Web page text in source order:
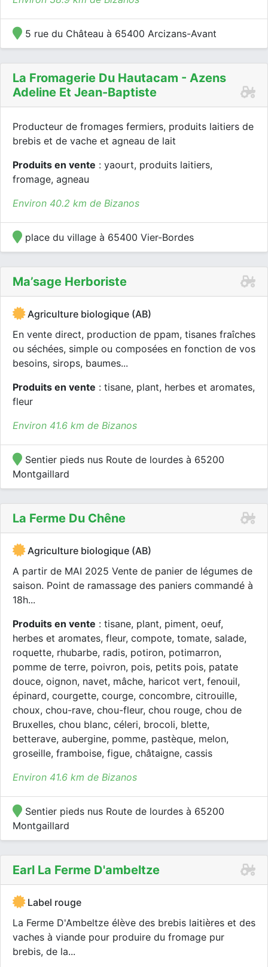
5 rue du Château à 65400 Arcizans-Avant
La Fromagerie Du Hautacam - Azens
Adeline Et Jean-Baptiste
Producteur de fromages fermiers, produits laitiers de
brebis et de vache et agneau de lait
Produits en vente : yaourt, produits laitiers,
fromage, agneau
Environ 40.2 km de Bizanos
place du village à 65400 Vier-Bordes
Ma’sage Herboriste
Agriculture biologique (AB)
En vente direct, production de ppam, tisanes fraîches
ou séchées, simple ou composées en fonction de vos
besoins, sirops, baumes...
Produits en vente : tisane, plant, herbes et aromates,
fleur
Environ 41.6 km de Bizanos
Sentier pieds nus Route de lourdes à 65200
Montgaillard
La Ferme Du Chêne
Agriculture biologique (AB)
A partir de MAI 2025 Vente de panier de légumes de
saison. Point de ramassage des paniers commandé à
18h...
Produits en vente : tisane, plant, piment, oeuf,
herbes et aromates, fleur, compote, tomate, salade,
roquette, rhubarbe, radis, potiron, potimarron,
pomme de terre, poivron, pois, petits pois, patate
douce, oignon, navet, mâche, haricot vert, fenouil,
épinard, courgette, courge, concombre, citrouille,
choux, chou-rave, chou-fleur, chou rouge, chou de
Bruxelles, chou blanc, céleri, brocoli, blette,
betterave, aubergine, pomme, pastèque, melon,
groseille, framboise, figue, châtaigne, cassis
Environ 41.6 km de Bizanos
Sentier pieds nus Route de lourdes à 65200
Montgaillard
Earl La Ferme D'ambeltze
Label rouge
La Ferme D'Ambeltze élève des brebis laitières et des
vaches à viande pour produire du fromage pur
brebis, de la...